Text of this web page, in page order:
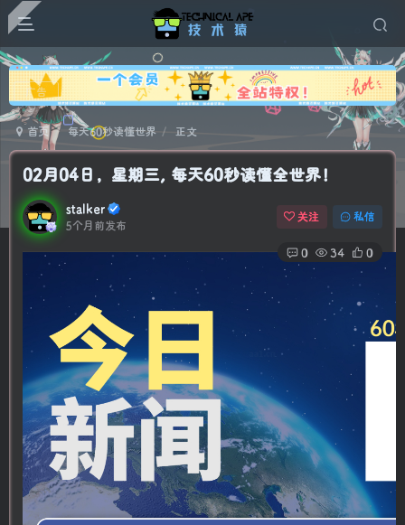
广告
首页 每天60秒读懂世界 正文
02月04日，星期三, 每天60秒读懂全世界！
stalker
5个月前发布
关注 私信
0 34 0